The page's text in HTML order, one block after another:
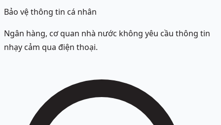
Bảo vệ thông tin cá nhân
Ngân hàng, cơ quan nhà nước không yêu cầu thông tin
nhạy cảm qua điện thoại.